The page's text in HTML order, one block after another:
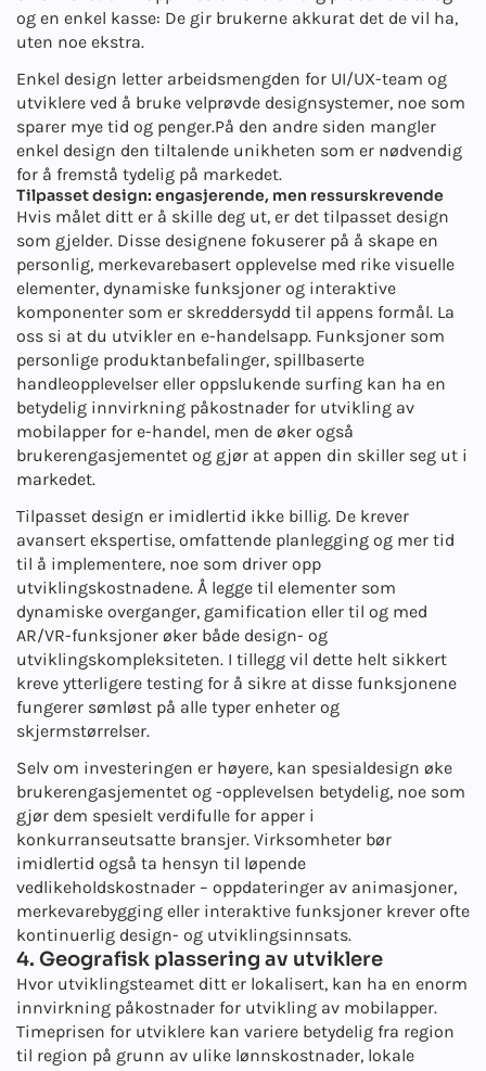
og en enkel kasse: De gir brukerne akkurat det de vil ha,
uten noe ekstra.
Enkel design letter arbeidsmengden for UI/UX-team og
utviklere ved å bruke velprøvde designsystemer, noe som
sparer mye tid og penger.På den andre siden mangler
enkel design den tiltalende unikheten som er nødvendig
for å fremstå tydelig på markedet.
Tilpasset design: engasjerende, men ressurskrevende
Hvis målet ditt er å skille deg ut, er det tilpasset design
som gjelder. Disse designene fokuserer på å skape en
personlig, merkevarebasert opplevelse med rike visuelle
elementer, dynamiske funksjoner og interaktive
komponenter som er skreddersydd til appens formål. La
oss si at du utvikler en e-handelsapp. Funksjoner som
personlige produktanbefalinger, spillbaserte
handleopplevelser eller oppslukende surfing kan ha en
betydelig innvirkning påkostnader for utvikling av
mobilapper for e-handel, men de øker også
brukerengasjementet og gjør at appen din skiller seg ut i
markedet.
Tilpasset design er imidlertid ikke billig. De krever
avansert ekspertise, omfattende planlegging og mer tid
til å implementere, noe som driver opp
utviklingskostnadene. Å legge til elementer som
dynamiske overganger, gamification eller til og med
AR/VR-funksjoner øker både design- og
utviklingskompleksiteten. I tillegg vil dette helt sikkert
kreve ytterligere testing for å sikre at disse funksjonene
fungerer sømløst på alle typer enheter og
skjermstørrelser.
Selv om investeringen er høyere, kan spesialdesign øke
brukerengasjementet og -opplevelsen betydelig, noe som
gjør dem spesielt verdifulle for apper i
konkurranseutsatte bransjer. Virksomheter bør
imidlertid også ta hensyn til løpende
vedlikeholdskostnader – oppdateringer av animasjoner,
merkevarebygging eller interaktive funksjoner krever ofte
kontinuerlig design- og utviklingsinnsats.
4. Geografisk plassering av utviklere
Hvor utviklingsteamet ditt er lokalisert, kan ha en enorm
innvirkning påkostnader for utvikling av mobilapper.
Timeprisen for utviklere kan variere betydelig fra region
til region på grunn av ulike lønnskostnader, lokale